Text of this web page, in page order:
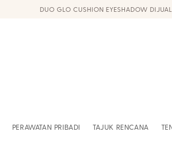
DUO GLO CUSHION EYESHADOW
PERAWATAN PRIBADI TAJUK RENCANA